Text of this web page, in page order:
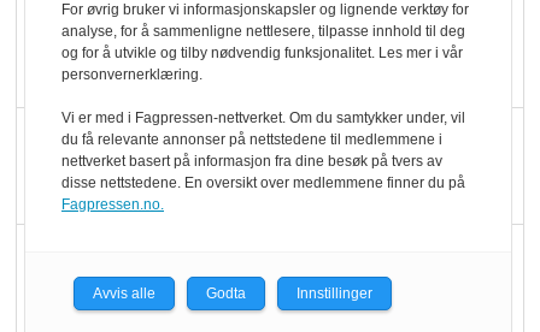
Blir enklere å velge
økologisk i butikkhylla
Kolonihagen sliter
med å få tak i nok melk
er klare! Er markedet
For øvrig bruker vi informasjonskapsler og lignende verktøy for
analyse, for å sammenligne nettlesere, tilpasse innhold til deg
og for å utvikle og tilby nødvendig funksjonalitet. Les mer i vår
personvernerklæring.
Vi er med i Fagpressen-nettverket. Om du samtykker under, vil
du få relevante annonser på nettstedene til medlemmene i
nettverket basert på informasjon fra dine besøk på tvers av
disse nettstedene. En oversikt over medlemmene finner du på
Fagpressen.no.
Avvis alle Godta Innstillinger